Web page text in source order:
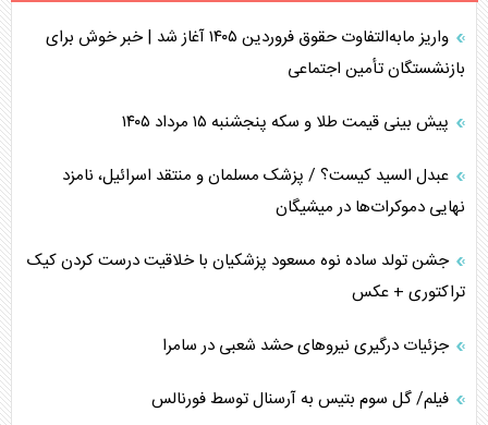
واریز مابه‌التفاوت حقوق فروردین ۱۴۰۵ آغاز شد | خبر خوش برای
بازنشستگان تأمین اجتماعی
پیش بینی قیمت طلا و سکه پنجشنبه ۱۵ مرداد ۱۴۰۵
عبدل السید کیست؟ / پزشک مسلمان و منتقد اسرائیل، نامزد
نهایی دموکرات‌ها در میشیگان
جشن تولد ساده نوه مسعود پزشکیان با خلاقیت درست کردن کیک
تراکتوری + عکس
جزئیات درگیری نیرو‌های حشد شعبی در سامرا
فیلم/ گل سوم بتیس به آرسنال توسط فورنالس